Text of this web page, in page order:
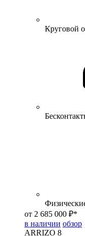
Круговой
от 2 685 000 ₽*
в наличии обзор
ARRIZO 8